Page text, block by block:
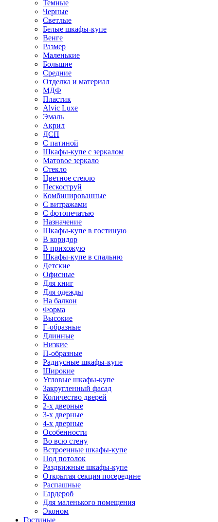
Темные
Черные
Светлые
Белые шкафы-купе
Венге
Размер
Маленькие
Большие
Средние
Отделка и материал
МДФ
Пластик
Alvic Luxe
Эмаль
Акрил
ДСП
С патиной
Шкафы-купе с зеркалом
Матовое зеркало
Стекло
Цветное стекло
Пескоструй
Комбинированные
С витражами
С фотопечатью
Назначение
Шкафы-купе в гостиную
В коридор
В прихожую
Шкафы-купе в спальню
Детские
Офисные
Для книг
Для одежды
На балкон
Форма
Высокие
Г-образные
Длинные
Низкие
П-образные
Радиусные шкафы-купе
Широкие
Угловые шкафы-купе
Закругленный фасад
Количество дверей
2-х дверные
3-х дверные
4-х дверные
Особенности
Во всю стену
Встроенные шкафы-купе
Под потолок
Раздвижные шкафы-купе
Открытая секция посередине
Распашные
Гардероб
Для маленького помещения
Эконом
Гостиные